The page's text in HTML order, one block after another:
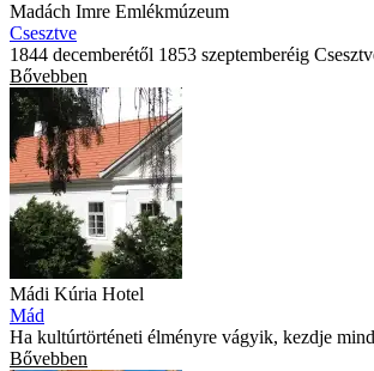
Madách Imre Emlékmúzeum
Csesztve
1844 decemberétől 1853 szeptemberéig
Bővebben
Mádi Kúria Hotel
Mád
Ha kultúrtörténeti élményre vágyik, kezdje
Bővebben